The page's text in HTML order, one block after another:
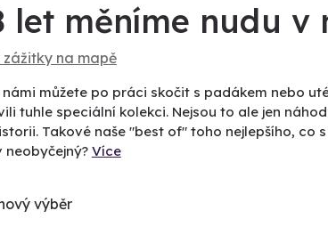
let měníme nudu
na mapě
námi můžete po práci skočit s padákem nebo
tuhle speciální kolekci. Nejsou to ale jen
Takové naše "best of" toho nejlepšího, co
neobyčejný? Více